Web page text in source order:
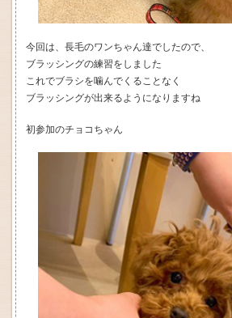
今回は、長毛のワンちゃん達でしたので、
ブラッシングの練習をしました
これでブラシを噛んでくることなく
ブラッシングが出来るようになりますね
初参加のチョコちゃん